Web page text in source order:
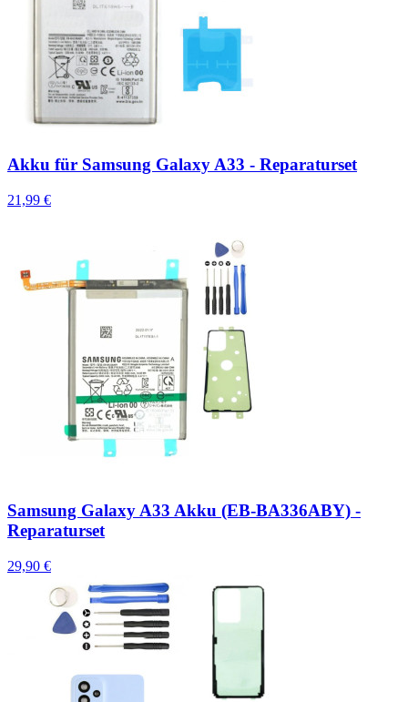
Akku für Samsung Galaxy A33 - Reparaturset
21,99 €
Samsung Galaxy A33 Akku (EB-BA336ABY) -
Reparaturset
29,90 €